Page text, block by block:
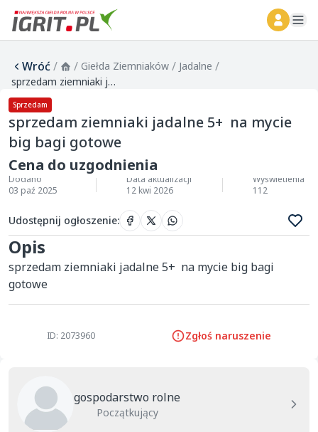
Wróć/ / Giełda Ziemniaków / Jadalne /
sprzedam ziemniaki jadalne 5+ na mycie big bagi gotowe
Sprzedam
sprzedam ziemniaki jadalne 5+ na mycie
big bagi gotowe
Cena do uzgodnienia
Dodano
03 paź 2025
Data aktualizacji
12 kwi 2026
Wyświetlenia
112
Udostępnij ogłoszenie:
Opis
sprzedam ziemniaki jadalne 5+  na mycie big bagi
gotowe
ID: 2073960 Zgłoś naruszenie
gospodarstwo rolne
Początkujący